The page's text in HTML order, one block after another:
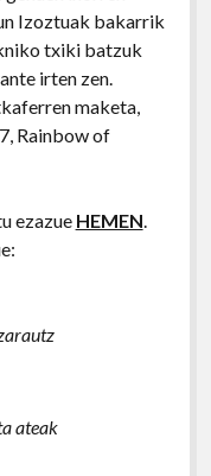
Izoztuak bakarrik
txiki batzuk
irten zen.
maketa,
Rainbow of
ezazue HEMEN.
ateak